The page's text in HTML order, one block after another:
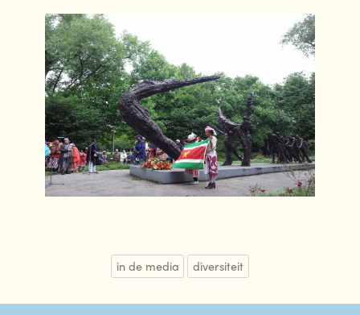
in de media diversiteit